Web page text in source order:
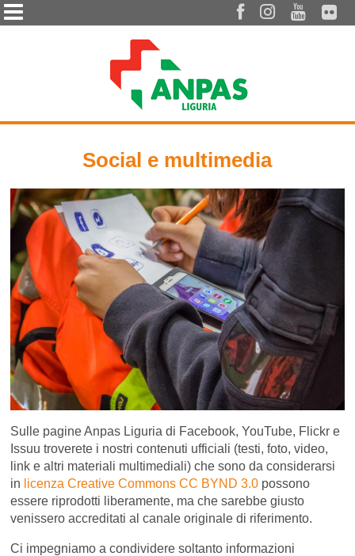
   
Social e multimedia
Sulle pagine Anpas Liguria di Facebook, YouTube, Flickr e
Issuu troverete i nostri contenuti ufficiali (testi, foto, video,
link e altri materiali multimediali) che sono da considerarsi
in licenza Creative Commons CC BYND 3.0 possono
essere riprodotti liberamente, ma che sarebbe giusto
venissero accreditati al canale originale di riferimento.
Ci impegniamo a condividere soltanto informazioni